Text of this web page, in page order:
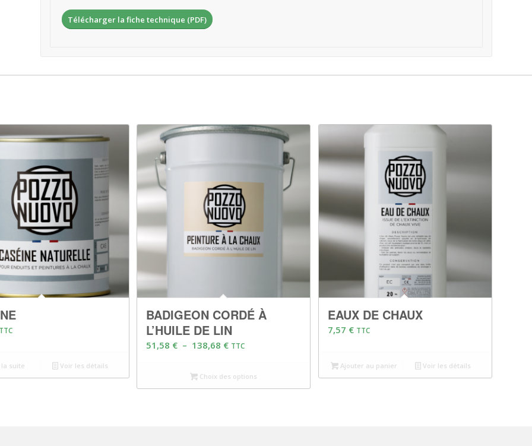
Télécharger la fiche technique (PDF)
suite Voir les détails
BADIGEON CORDÉ À
L’HUILE DE LIN
51,58 € – 138,68 €Plage
prix :
51,58 €
TTC
Choix des options
EAUX DE CHAUX
7,57 € TTC
Ajouter au panier Voir les détails